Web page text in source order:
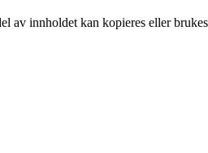
av innholdet kan kopieres eller